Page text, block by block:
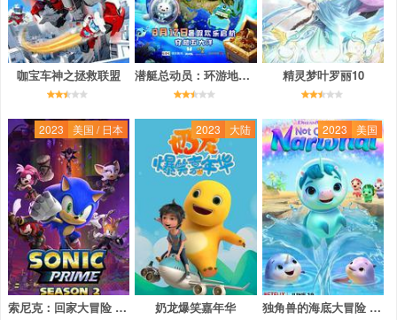
咖宝车神之拯救联盟 潜艇总动员：环游地球80天 精灵梦叶罗丽10
2023 美国 / 日本
索尼克：回家大冒险 第二季 第二季
2023 大陆
奶龙爆笑嘉年华
2023 美国
独角兽的海底大冒险 第一季